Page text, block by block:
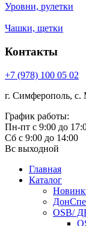
Уровни, рулетки
Чашки, щетки
Контакты
+7 (978) 100 05 02
г. Симферополь, с.
График работы:
Пн-пт с 9:00 до
Сб с 9:00 до 14:00
Вс выходной
Главная
Каталог
OSB/